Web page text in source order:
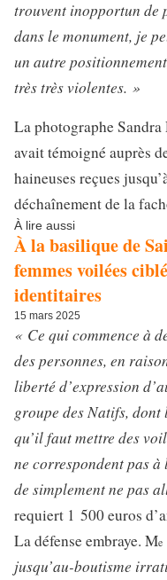
trouvent inopportun de
dans le monument, je
un autre
très très violentes. »
La photographe Sandra
avait témoigné auprès
haineuses reçues
déchaînement de la
À lire aussi
À la basilique de
femmes voilées
identitaires
15 mars 2025
« Ce qui commence à
des personnes, en
liberté d’expression
groupe des Natifs,
qu’il faut mettre des
ne correspondent pas
de simplement ne pas
requiert 1 500 euros
La défense embraye. Me
jusqu’au-boutisme